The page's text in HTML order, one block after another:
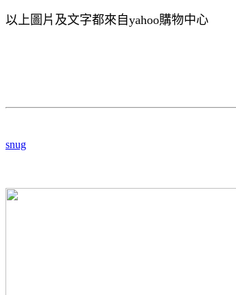
以上圖片及文字都來自yahoo購物中心
snug